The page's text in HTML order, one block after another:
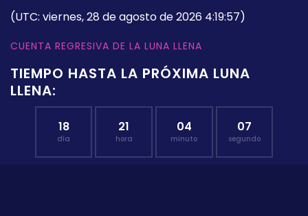
(UTC: viernes, 28 de agosto de 2026 4:19:57)
CUENTA REGRESIVA DE LA LUNA LLENA
TIEMPO HASTA LA PRÓXIMA LUNA
LLENA:
18
día
21
hora
04
minuto
06
segundo